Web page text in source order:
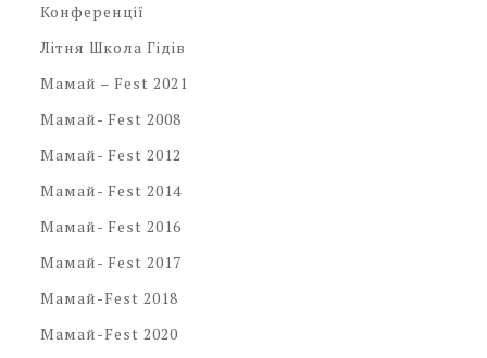
Конференції
Літня Школа Гідів
Мамай – Fest 2021
Мамай- Fest 2008
Мамай- Fest 2012
Мамай- Fest 2014
Мамай- Fest 2016
Мамай- Fest 2017
Мамай-Fest 2018
Мамай-Fest 2020